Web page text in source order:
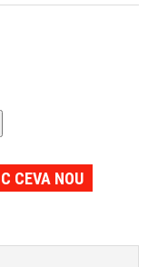
CEVA NOU